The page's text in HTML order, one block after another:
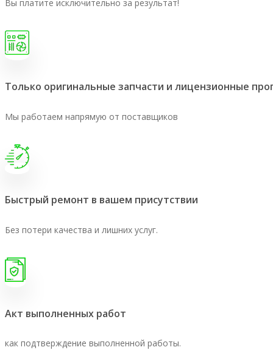
Вы платите исключительно за результат!
Только оригинальные запчасти и лицензионные
Мы работаем напрямую от поставщиков
Быстрый ремонт в вашем присутствии
Без потери качества и лишних услуг.
Акт выполненных работ
как подтверждение выполненной работы.